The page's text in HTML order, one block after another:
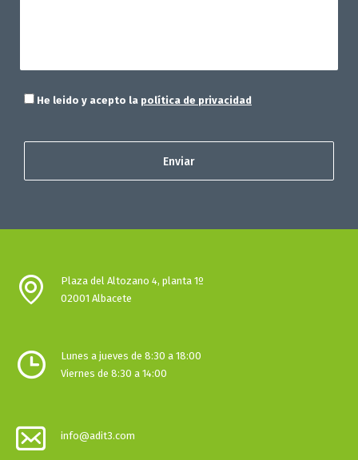
He leido y acepto la política de privacidad
Plaza del Altozano 4, planta 1º
02001 Albacete
Lunes a jueves de 8:30 a 18:00
Viernes de 8:30 a 14:00
info@adit3.com